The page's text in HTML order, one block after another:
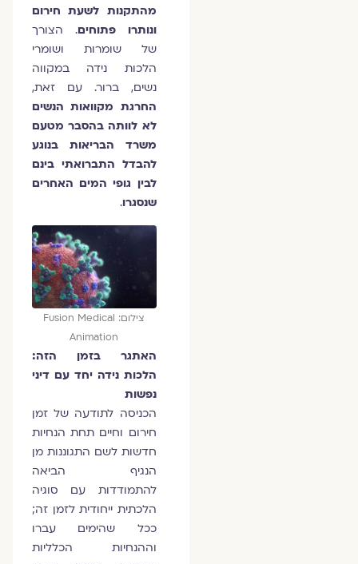
מהתקנות לשעת חירום
ונותרו פתוחים. הצורך
של שומרות ושומרי
הלכות נידה במקווה
נשים, ברור. עם זאת,
החרגת מקוואות הנשים
לא לוותה בהסבר מטעם
משרד הבריאות בנוגע
להבדל התברואתי בינם
לבין גופי המים האחרים
שנסגרו.
צילום: Fusion Medical
Animation
האתגר בזמן הזה:
הלכות נידה יחד עם דיני
נפשות
הכניסה לתודעה של זמן
חירום וחיים תחת הנחיות
חדשות לשם התגוננות מן
הנגיף הביאה
להתמודדות עם סוגיה
הלכתית ייחודית לזמן זה;
ככל שהימים עברו
וההנחיות הכלליות